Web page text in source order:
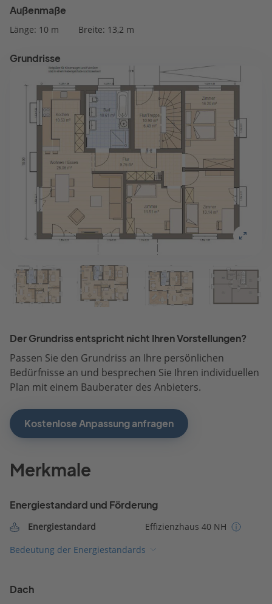
Außenmaße
Länge: 10 m Breite: 13,2 m
Grundrisse
Der Grundriss entspricht nicht Ihren Vorstellungen?
Passen Sie den Grundriss an Ihre persönlichen
Bedürfnisse an und besprechen Sie Ihren individuellen
Plan mit einem Bauberater des Anbieters.
Kostenlose Anpassung anfragen
Merkmale
Energiestandard und Förderung
Energiestandard
Effizienzhaus 40 NH
Bedeutung der Energiestandards
Dach